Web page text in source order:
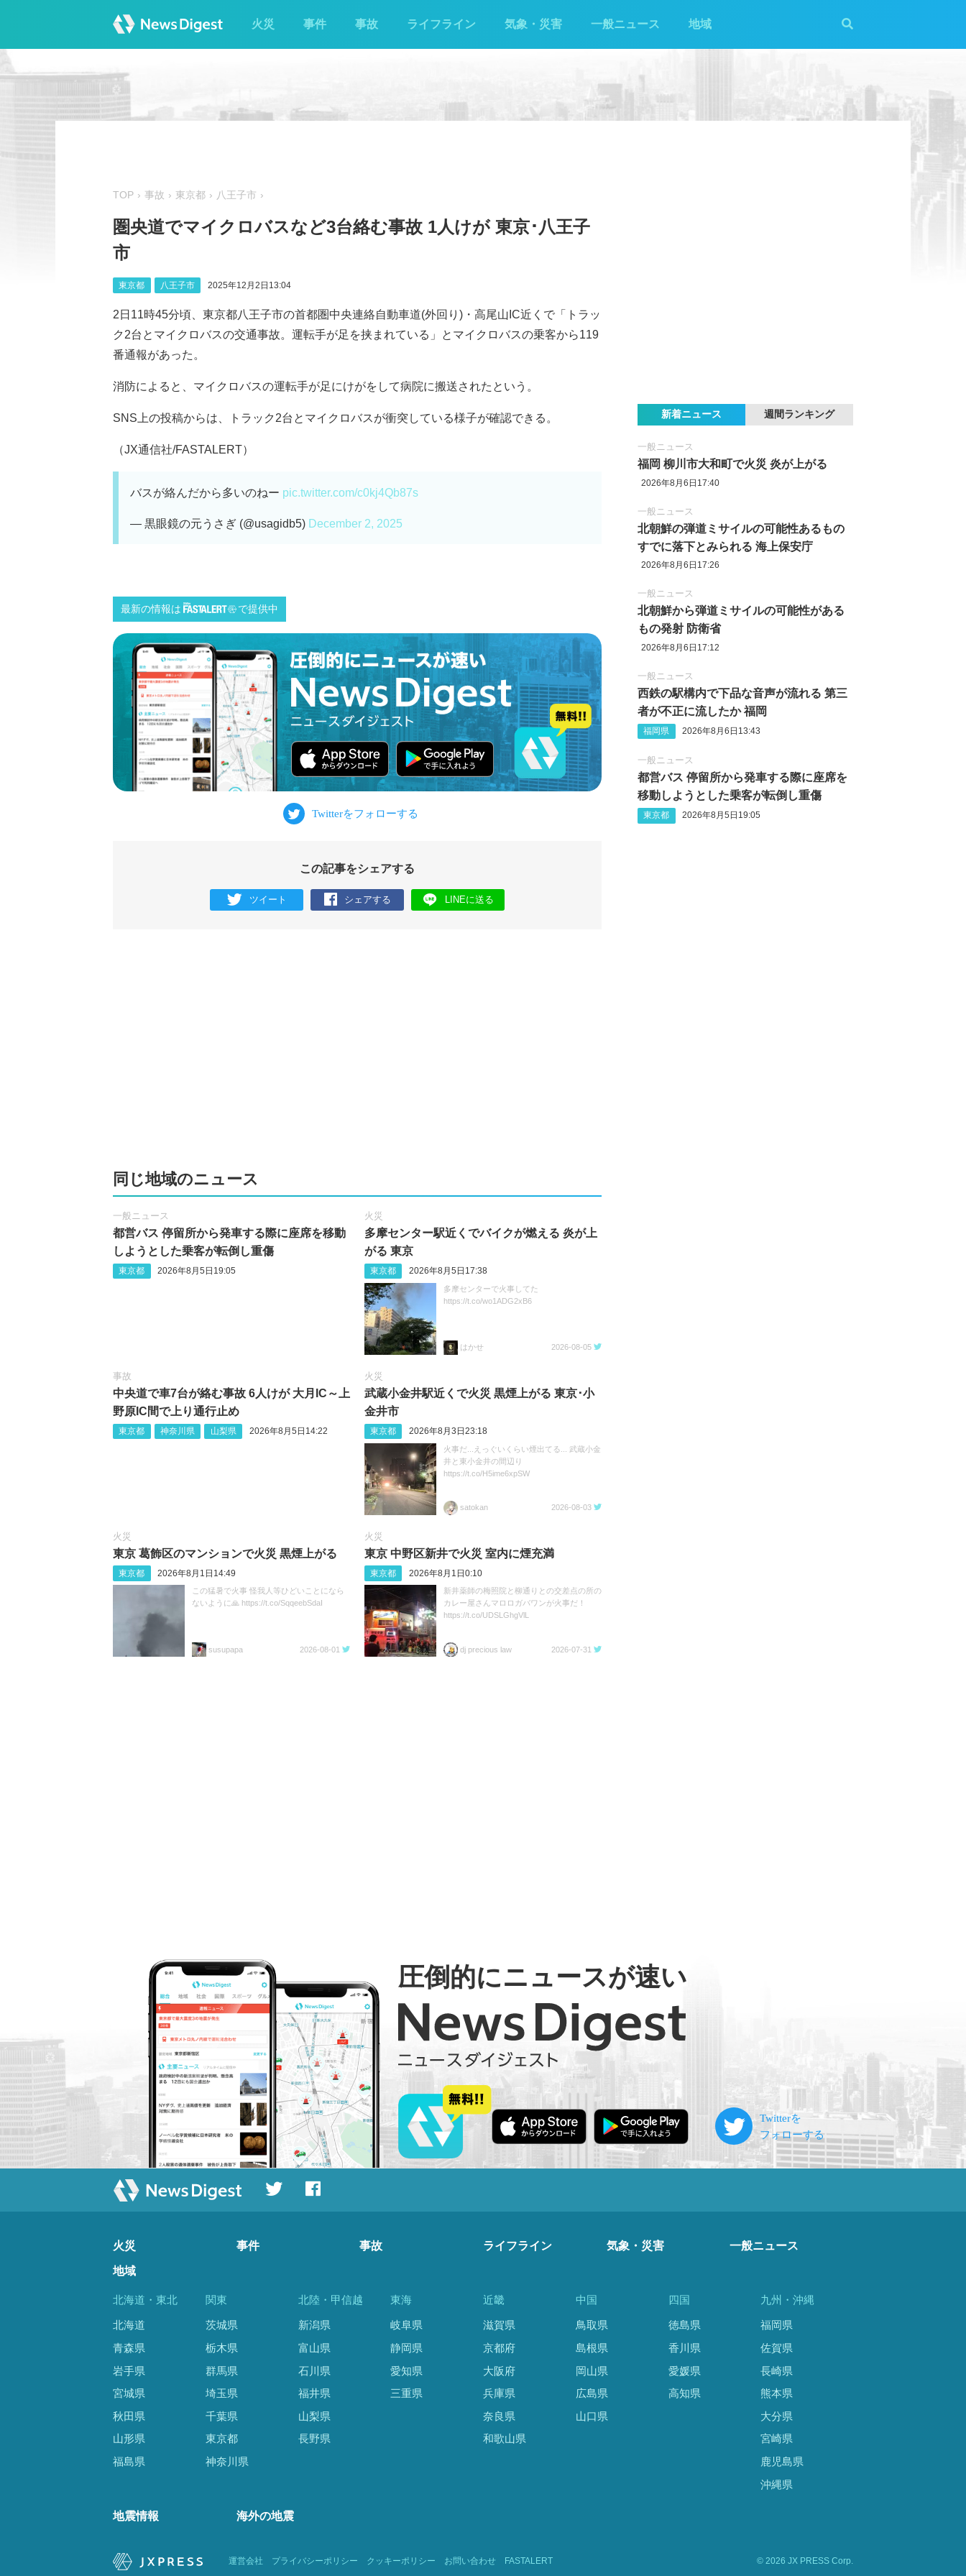
火災 事件 事故 ライフライン 気象・災害 一般ニュース 地域
TOP 事故 東京都 八王子市
圏央道でマイクロバスなど3台絡む事故 1人けが 東京･八王子
市
東京都 八王子市 2025年12月2日13:04
2日11時45分頃、東京都八王子市の首都圏中央連絡自動車道(外回り)・高尾山IC近くで「トラッ
ク2台とマイクロバスの交通事故。運転手が足を挟まれている」とマイクロバスの乗客から119
番通報があった。
消防によると、マイクロバスの運転手が足にけがをして病院に搬送されたという。
SNS上の投稿からは、トラック2台とマイクロバスが衝突している様子が確認できる。
（JX通信社/FASTALERT）
バスが絡んだから多いのねー pic.twitter.com/c0kj4Qb87s
— 黒眼鏡の元うさぎ (@usagidb5) December 2, 2025
最新の情報は で提供中
この記事をシェアする
ツイート シェアする LINEに送る
同じ地域のニュース
一般ニュース
都営バス 停留所から発車する際に座席を移動
しようとした乗客が転倒し重傷
東京都 2026年8月5日19:05
火災
多摩センター駅近くでバイクが燃える 炎が上
がる 東京
東京都 2026年8月5日17:38
多摩センターで火事してた
https://t.co/wo1ADG2xB6
はかせ 2026-08-05
事故
中央道で車7台が絡む事故 6人けが 大月IC～上
野原IC間で上り通行止め
東京都 神奈川県 山梨県 2026年8月5日14:22
火災
武蔵小金井駅近くで火災 黒煙上がる 東京･小
金井市
東京都 2026年8月3日23:18
火事だ...えっぐいくらい煙出てる... 武蔵小金
井と東小金井の間辺り
https://t.co/H5ime6xpSW
satokan 2026-08-03
火災
東京 葛飾区のマンションで火災 黒煙上がる
東京都 2026年8月1日14:49
この猛暑で火事 怪我人等ひどいことになら
ないように🙏 https://t.co/SqqeebSdaI
susupapa 2026-08-01
火災
東京 中野区新井で火災 室内に煙充満
東京都 2026年8月1日0:10
新井薬師の梅照院と柳通りとの交差点の所の
カレー屋さんマロロガバワンが火事だ！
https://t.co/UDSLGhgVlL
dj precious law 2026-07-31
新着ニュース 週間ランキング
一般ニュース
福岡 柳川市大和町で火災 炎が上がる
2026年8月6日17:40
一般ニュース
北朝鮮の弾道ミサイルの可能性あるもの
すでに落下とみられる 海上保安庁
2026年8月6日17:26
一般ニュース
北朝鮮から弾道ミサイルの可能性がある
もの発射 防衛省
2026年8月6日17:12
一般ニュース
西鉄の駅構内で下品な音声が流れる 第三
者が不正に流したか 福岡
福岡県 2026年8月6日13:43
一般ニュース
都営バス 停留所から発車する際に座席を
移動しようとした乗客が転倒し重傷
東京都 2026年8月5日19:05
圧倒的にニュースが速い
火災 事件 事故 ライフライン 気象・災害 一般ニュース
地域
北海道・東北
北海道
青森県
岩手県
宮城県
秋田県
山形県
福島県
関東
茨城県
栃木県
群馬県
埼玉県
千葉県
東京都
神奈川県
北陸・甲信越
新潟県
富山県
石川県
福井県
山梨県
長野県
東海
岐阜県
静岡県
愛知県
三重県
近畿
滋賀県
京都府
大阪府
兵庫県
奈良県
和歌山県
中国
鳥取県
島根県
岡山県
広島県
山口県
四国
徳島県
香川県
愛媛県
高知県
九州・沖縄
福岡県
佐賀県
長崎県
熊本県
大分県
宮崎県
鹿児島県
沖縄県
地震情報 海外の地震
運営会社 プライバシーポリシー クッキーポリシー お問い合わせ FASTALERT © 2026 JX PRESS Corp.